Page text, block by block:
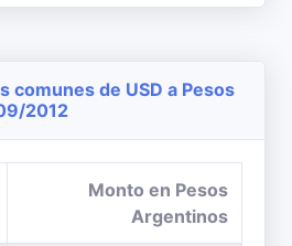
comunes de USD a Pesos
2012
Monto en Pesos
Argentinos